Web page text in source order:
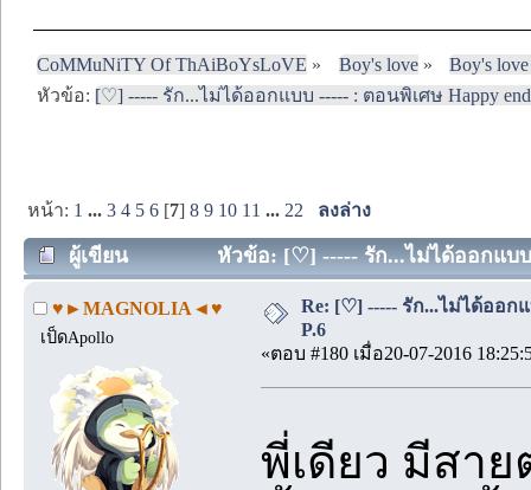
CoMMuNiTY Of ThAiBoYsLoVE » Boy's love»
Boy's
หัวข้อ: [♡] ----- รัก...ไม่ได้ออกแบบ ----- : ตอนพิเศษ Happy
หน้า: 1 ...3 4 5 6 [7]8 9 10 11 ... 22 ลงล่าง
ผู้เขียน หัวข้อ: [♡] ----- รัก...ไม่ได้ออกแบบ
♥►MAGNOLIA◄♥
เป็ดApollo
Re: [♡] ----- รัก...ไม่ได้ออก
P.6
«ตอบ #180 เมื่อ20-07-2016
พี่เดียว มีสา